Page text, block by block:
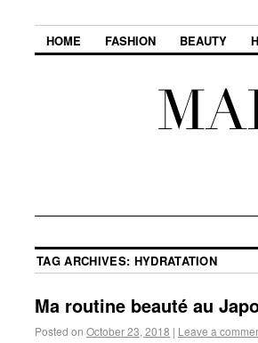
HOME FASHION BEAUTY
TAG ARCHIVES: HYDRATATION
Ma routine beauté au
Posted on October 23, 2018 | Leave a